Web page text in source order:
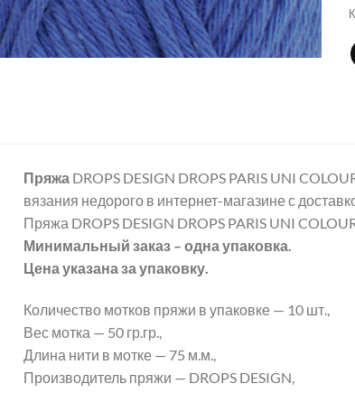
Пряжа DROPS DESIGN DROPS PARIS UNI
вязания недорого в интернет-магазине с
Пряжа DROPS DESIGN DROPS PARIS UNI
Минимальный заказ – одна упаковка.
Цена указана за упаковку.
Количество мотков пряжи в упаковке — 10 шт.,
Вес мотка — 50 гр.гр.,
Длина нити в мотке — 75 м.м.,
Производитель пряжи — DROPS DESIGN,